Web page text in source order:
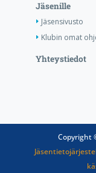
Jäsenille
Jäsensivusto
Klubin omat
Yhteystiedot
Copyright